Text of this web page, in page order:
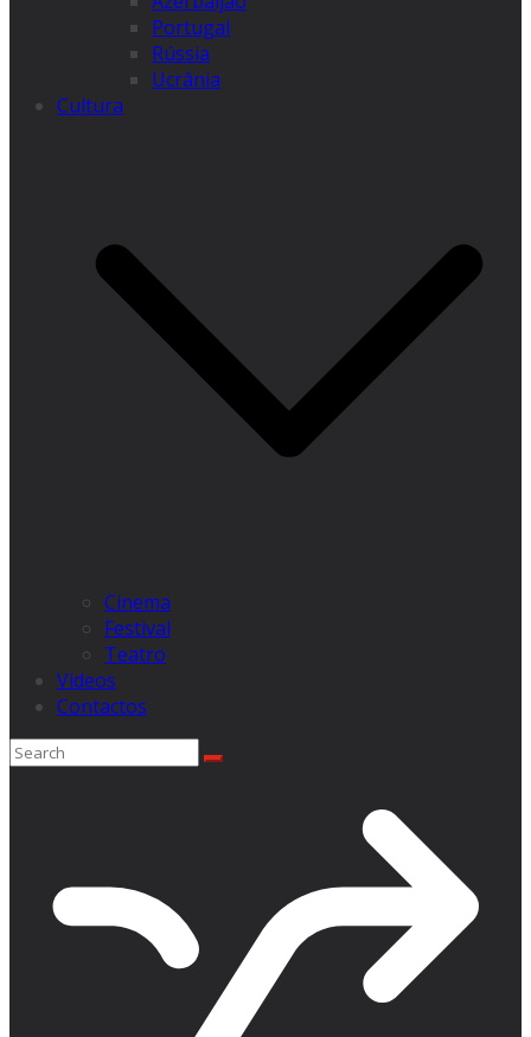
Portugal
Rússia
Ucrânia
Cultura
Cinema
Festival
Teatro
Videos
Contactos